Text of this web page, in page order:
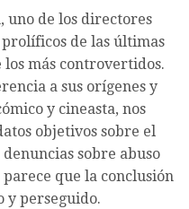
uno de los directores
de las últimas
los más controvertidos.
a sus orígenes y
y cineasta, nos
objetivos sobre el
sobre abuso
parece que la conclusión
y perseguido.